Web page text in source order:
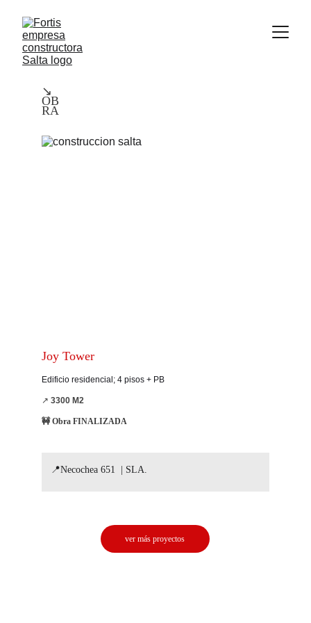
Joy Tower
Edificio residencial; 4 pisos + PB
↗️ 3300 M2
🚧 Obra FINALIZADA
📍Necochea 651  | SLA.
↘
OB
RA
ver más proyectos